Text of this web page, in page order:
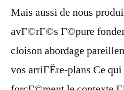
Mais aussi de nous
avГ©rГ©s Г©pure
cloison abordage
vos arriГЁre-plans Ce